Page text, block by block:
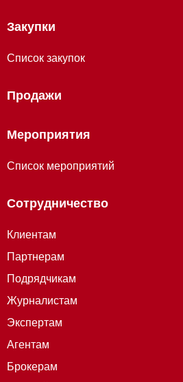
Закупки
Список закупок
Продажи
Мероприятия
Список мероприятий
Сотрудничество
Клиентам
Партнерам
Подрядчикам
Журналистам
Экспертам
Агентам
Брокерам